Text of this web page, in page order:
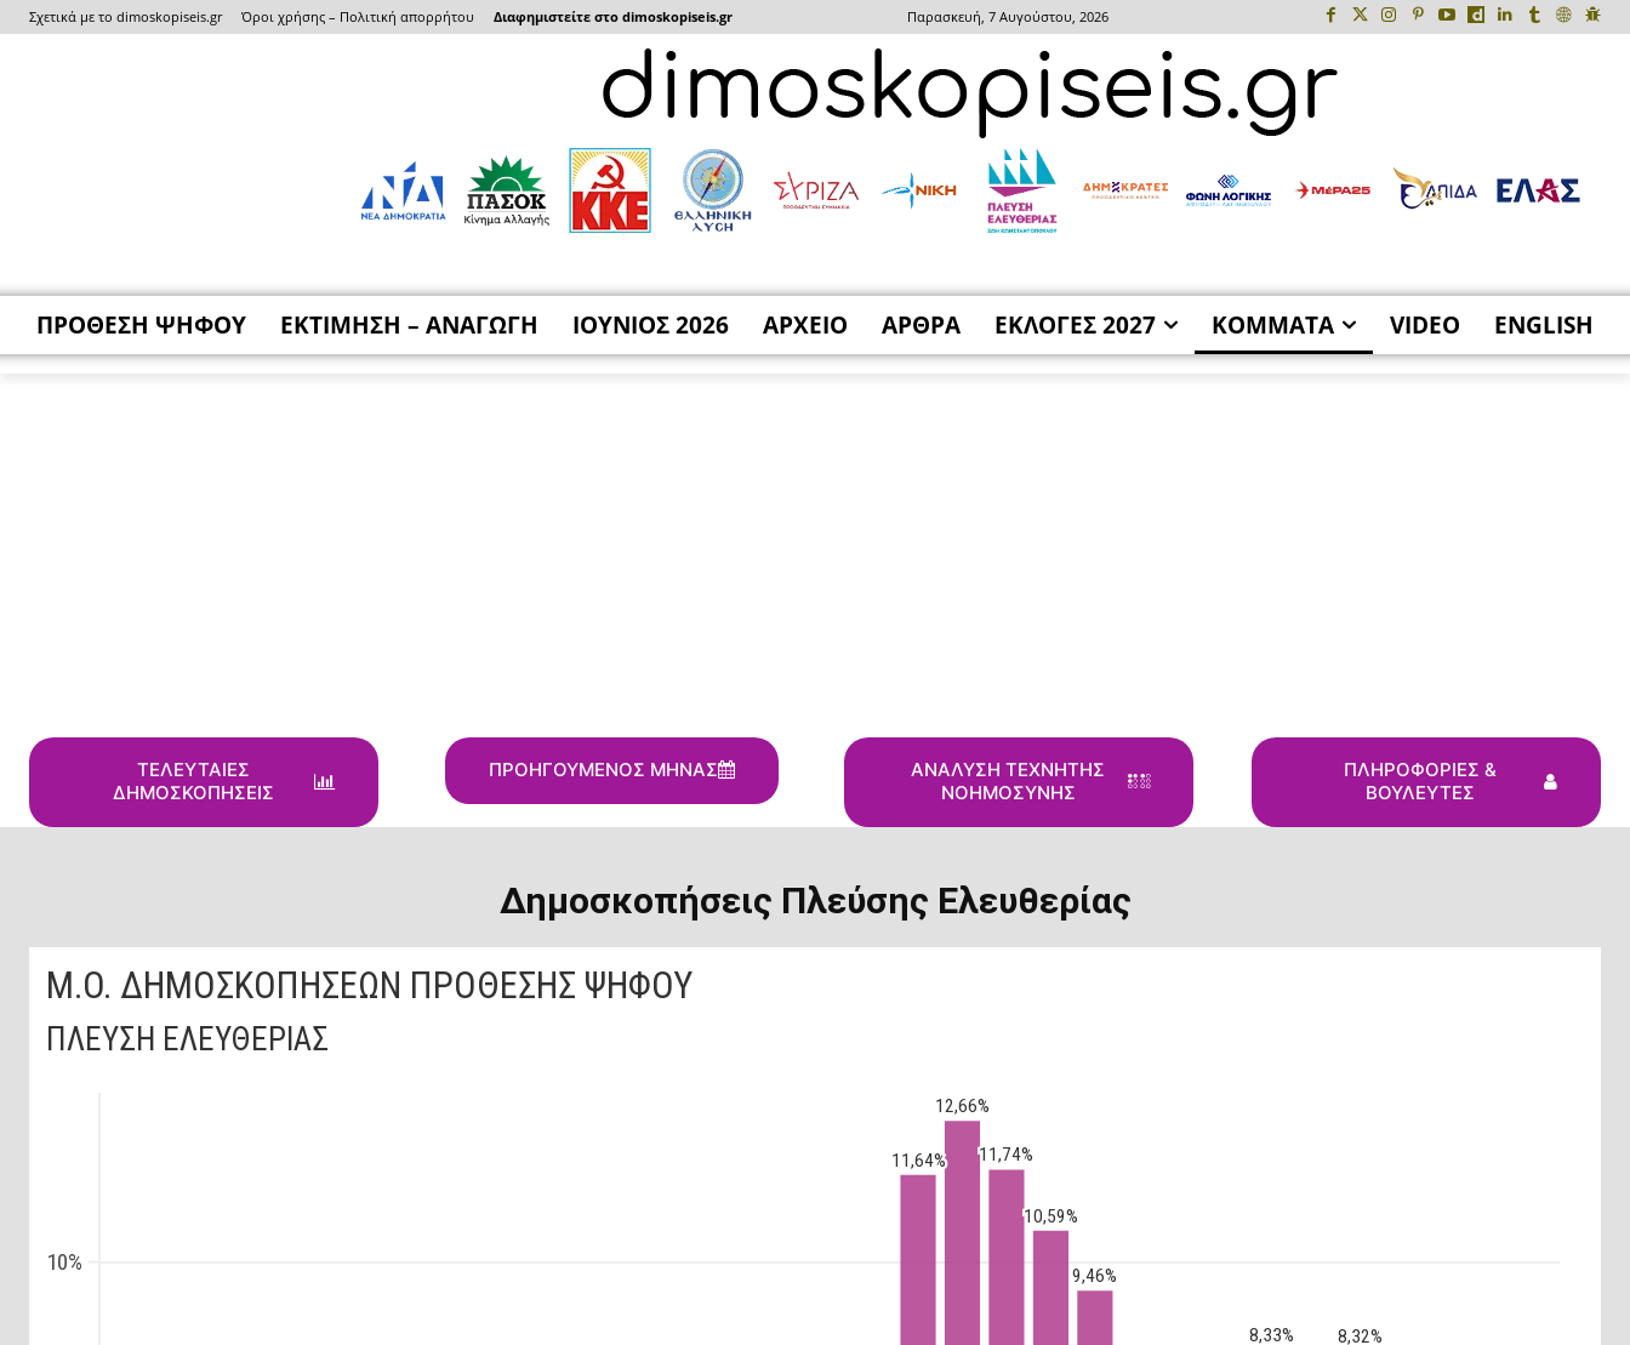
Σχετικά με το dimoskopiseis.gr Όροι χρήσης – Πολιτική απορρήτου Διαφημιστείτε στο dimoskopiseis.gr Παρασκευή, 7 Αυγούστου, 2026
ΠΡΟΘΕΣΗ ΨΗΦΟΥ ΕΚΤΙΜΗΣΗ – ΑΝΑΓΩΓΗ ΙΟΥΝΙΟΣ 2026 ΑΡΧΕΙΟ ΑΡΘΡΑ ΕΚΛΟΓΕΣ 2027 ΚΟΜΜΑΤΑ VIDEO ENGLISH
ΤΕΛΕΥΤΑΙΕΣ
ΔΗΜΟΣΚΟΠΗΣΕΙΣ
ΠΡΟΗΓΟΥΜΕΝΟΣ ΜΗΝΑΣ
ΑΝΑΛΥΣΗ ΤΕΧΝΗΤΗΣ
ΝΟΗΜΟΣΥΝΗΣ
ΠΛΗΡΟΦΟΡΙΕΣ &
ΒΟΥΛΕΥΤΕΣ
Δημοσκοπήσεις Πλεύσης Ελευθερίας